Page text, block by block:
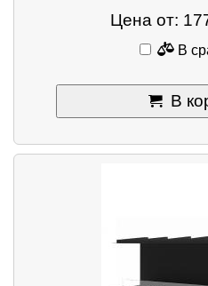
Цена от:
В
В